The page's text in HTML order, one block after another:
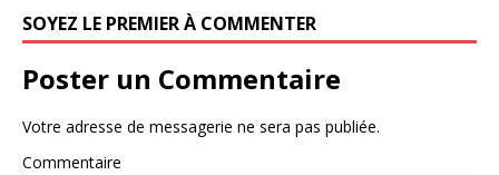
SOYEZ LE PREMIER À COMMENTER
Poster un Commentaire
Votre adresse de messagerie ne sera pas publiée.
Commentaire